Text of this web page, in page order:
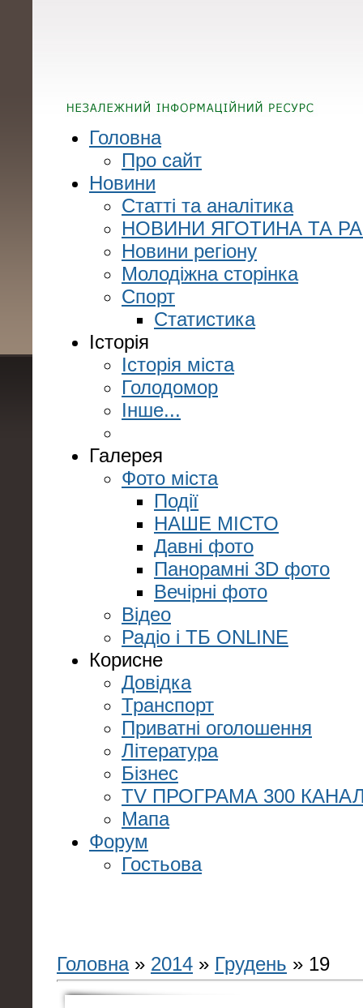
Головна
Про сайт
Новини
Статті та аналітика
НОВИНИ ЯГОТИНА ТА
Новини регіону
Молодіжна сторінка
Спорт
Статистика
Історія
Історія міста
Голодомор
Інше...
Галерея
Фото міста
Події
НАШЕ МІСТО
Давні фото
Панорамні 3D фото
Вечірні фото
Відео
Радіо і ТБ ONLINE
Корисне
Довідка
Транспорт
Приватні оголошення
Література
Бізнес
TV ПРОГРАМА 300
Мапа
Форум
Гостьова
Головна» 2014 » Грудень » 19